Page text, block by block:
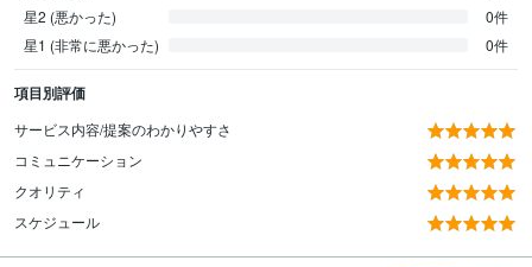
星2 (悪かった)
0件
星1 (非常に悪かった)
0件
項目別評価
サービス内容/提案のわかりやすさ
コミュニケーション
クオリティ
スケジュール